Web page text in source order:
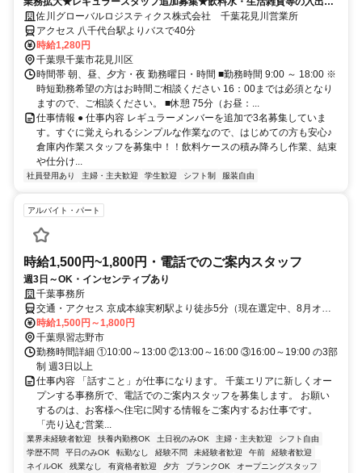
のお仕事★週2日～OK◎
佐川グローバルロジスティクス株式会社 千葉花見川営業所
アクセス 八千代台駅よりバスで40分
時給1,280円
千葉県千葉市花見川区
時間帯 朝、昼、夕方・夜 勤務曜日・時間 ■勤務時間 9:00 ～ 18:00 ※
時短勤務希望の方はお時間ご相談ください 16：00までは必須となり
ますので、ご相談ください。 ■休憩 75分（お昼：...
仕事情報 ● 仕事内容 レギュラーメンバーを追加で3名募集していま
す。すぐに覚えられるシンプルな作業なので、はじめての方も安心♪
倉庫内作業スタッフを募集中！！飲料ケースの積み降ろし作業、結束
や仕分け...
社員登用あり 主婦・主夫歓迎 学生歓迎 シフト制 服装自由
アルバイト・パート
時給1,500円~1,800円・電話でのご案内スタッフ
週3日～OK・インセンティブあり
千葉事務所
交通・アクセス 京成本線実籾駅より徒歩5分（現在選定中、8月オー
プン予定）
時給1,500円～1,800円
千葉県習志野市
勤務時間詳細 ①10:00～13:00 ②13:00～16:00 ③16:00～19:00 の3部
制 週3日以上
仕事内容 「話すこと」が仕事になります。 千葉エリアに新しくオー
プンする事務所で、電話でのご案内スタッフを募集します。 お願い
するのは、お客様へ住宅に関する情報をご案内するお仕事です。
「売り込む営業...
業界未経験者歓迎 扶養内勤務OK 土日祝のみOK 主婦・主夫歓迎
シフト自由
学歴不問
平日のみOK 転勤なし 経験不問 未経験者歓迎 午前
経験者歓迎
ネイルOK
残業なし 有資格者歓迎 夕方 ブランクOK
オープニングスタッフ